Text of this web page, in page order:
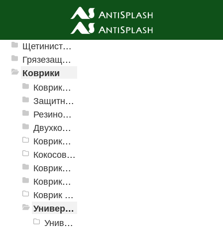
Ячеистые грязезащитные покрытия
Щетинистые покрытия
Грязезащитные, влаговпитывающие покрытия
Коврики
Коврики влаговпитывающие
Защитные коврики и лотки
Резиновые коврики
Двухкомпонентные коврики
Коврики на пенорезине
Кокосовые коврики
Коврики для ванн
Коврики и дорожки пористые (Лапша)
Коврик флокированный
Универсальные коврики
Универсальный коврик Milan